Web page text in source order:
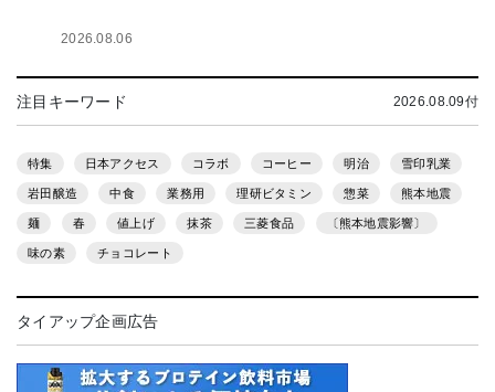
2026.08.06
注目キーワード 2026.08.09付
特集 日本アクセス コラボ コーヒー 明治 雪印乳業
岩田醸造 中食 業務用 理研ビタミン 惣菜 熊本地震
麺 春 値上げ 抹茶 三菱食品 〔熊本地震影響〕
味の素 チョコレート
タイアップ企画広告